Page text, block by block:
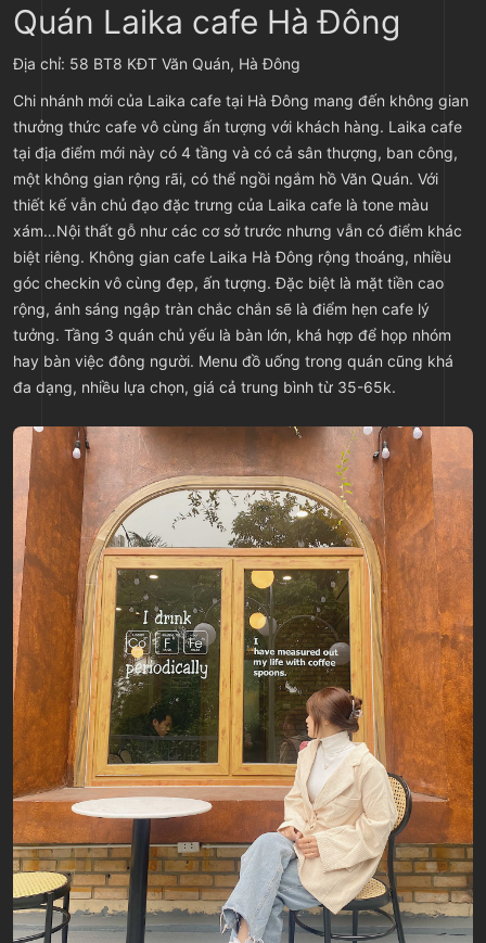
Quán Laika cafe Hà Đông
Địa chỉ: 58 BT8 KĐT Văn Quán, Hà Đông
Chi nhánh mới của Laika cafe tại Hà Đông mang đến không gian
thưởng thức cafe vô cùng ấn tượng với khách hàng. Laika cafe
tại địa điểm mới này có 4 tầng và có cả sân thượng, ban công,
một không gian rộng rãi, có thể ngồi ngắm hồ Văn Quán. Với
thiết kế vẫn chủ đạo đặc trưng của Laika cafe là tone màu
xám…Nội thất gỗ như các cơ sở trước nhưng vẫn có điểm khác
biệt riêng. Không gian cafe Laika Hà Đông rộng thoáng, nhiều
góc checkin vô cùng đẹp, ấn tượng. Đặc biệt là mặt tiền cao
rộng, ánh sáng ngập tràn chắc chắn sẽ là điểm hẹn cafe lý
tưởng. Tầng 3 quán chủ yếu là bàn lớn, khá hợp để họp nhóm
hay bàn việc đông người. Menu đồ uống trong quán cũng khá
đa dạng, nhiều lựa chọn, giá cả trung bình từ 35-65k.